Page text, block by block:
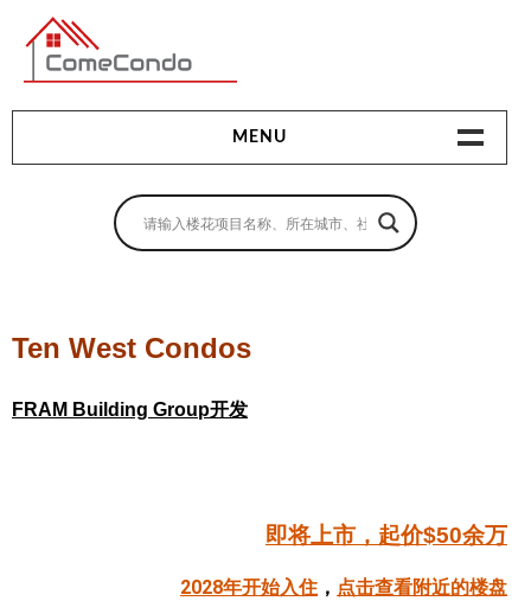
多伦多最新最全的楼花搜索引擎
MENU
地产相关
卖房指南
贷款指南
Ten West Condos
FRAM Building Group开发
即将上市，起价$50余万
2028年开始入住 ， 点击查看附近的楼盘